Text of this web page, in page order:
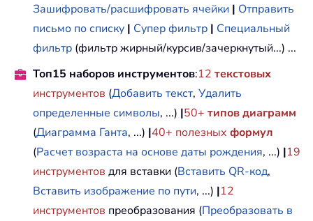
Зашифровать/расшифровать ячейки | Отправить
письмо по списку | Супер фильтр | Специальный
фильтр (фильтр жирный/курсив/зачеркнутый...) ...
Топ15 наборов инструментов:12 текстовых
инструментов (Добавить текст, Удалить
определенные символы, ...) |50+ типов диаграмм
(Диаграмма Ганта, ...) |40+ полезных формул
(Расчет возраста на основе даты рождения, ...) |19
инструментов для вставки (Вставить QR-код,
Вставить изображение по пути, ...) |12
инструментов преобразования (Преобразовать в